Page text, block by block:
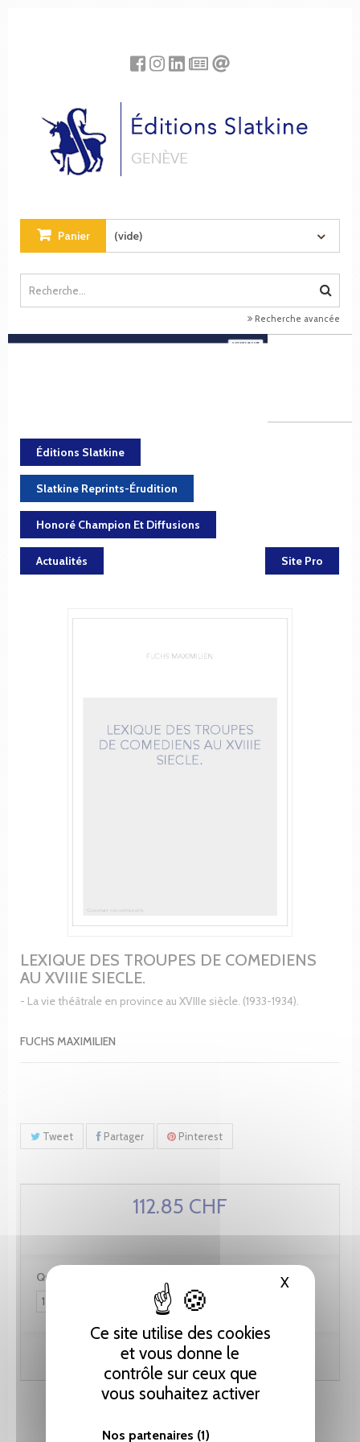
Ce site utilise des cookies
et vous donne le
contrôle sur ceux que
vous souhaitez activer
Nos partenaires (1)
XMasquer
Panier (vide)
Recherche avancée
Éditions Slatkine
Slatkine Reprints-Érudition
Honoré Champion Et Diffusions
Actualités Site Pro
LEXIQUE DES TROUPES DE COMEDIENS
AU XVIIIE SIECLE.
- La vie théâtrale en province au XVIIIe siècle. (1933-1934).
FUCHS MAXIMILIEN
Tweet Partager Pinterest
112.85 CHF
Quantité :
Ajouter au panier